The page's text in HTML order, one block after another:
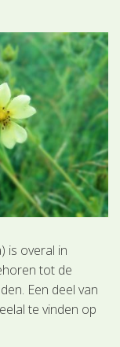
is overal in
tot de
Een deel van
te vinden op